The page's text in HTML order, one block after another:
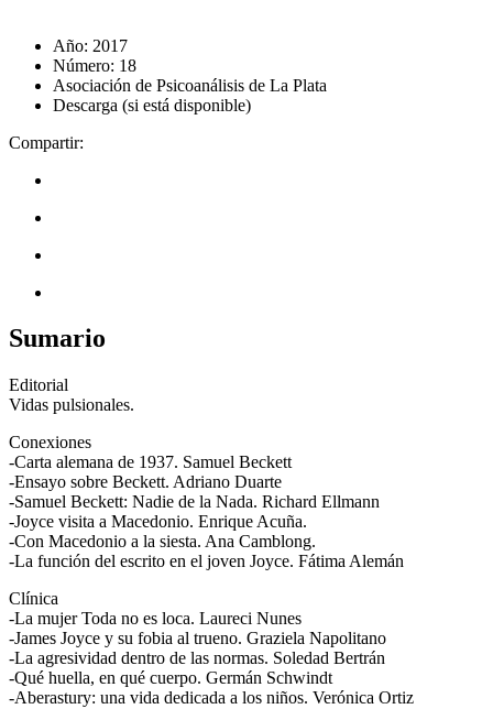
Año: 2017
Número: 18
Asociación de Psicoanálisis de La Plata
Descarga (si está disponible)
Compartir:
Sumario
Editorial
Vidas pulsionales.
Conexiones
-Carta alemana de 1937. Samuel Beckett
-Ensayo sobre Beckett. Adriano Duarte
-Samuel Beckett: Nadie de la Nada. Richard Ellmann
-Joyce visita a Macedonio. Enrique Acuña.
-Con Macedonio a la siesta. Ana Camblong.
-La función del escrito en el joven Joyce. Fátima Alemán
Clínica
-La mujer Toda no es loca. Laureci Nunes
-James Joyce y su fobia al trueno. Graziela Napolitano
-La agresividad dentro de las normas. Soledad Bertrán
-Qué huella, en qué cuerpo. Germán Schwindt
-Aberastury: una vida dedicada a los niños. Verónica Ortiz